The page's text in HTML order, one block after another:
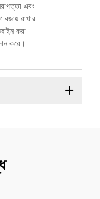
এবং
বজায় রাখার
করা
করে।